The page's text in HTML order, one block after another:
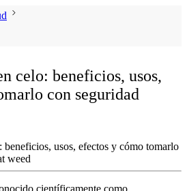
celo: beneficios, usos,
con seguridad
científicamente como